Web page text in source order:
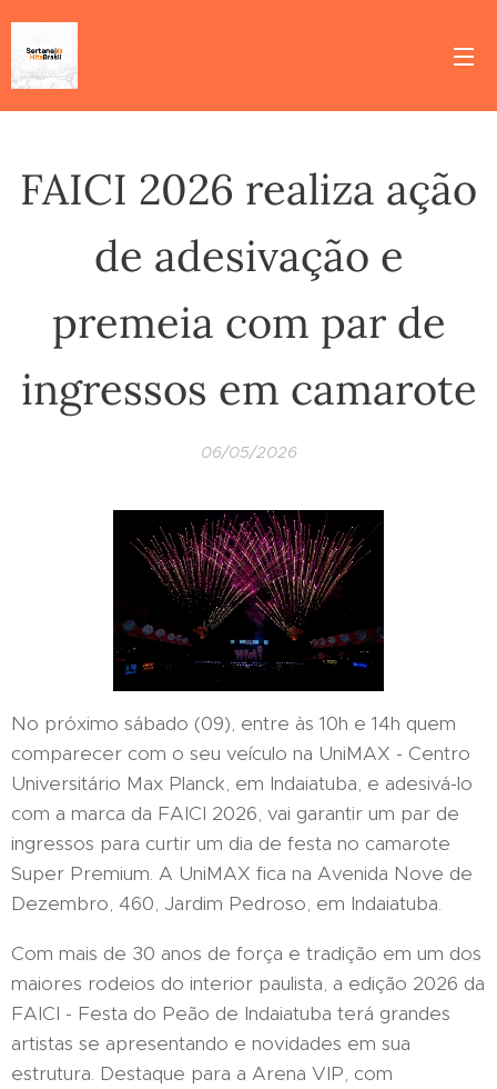
FAICI 2026 realiza ação
de adesivação e
premeia com par de
ingressos em camarote
06/05/2026
No próximo sábado (09), entre às 10h e 14h quem
comparecer com o seu veículo na UniMAX - Centro
Universitário Max Planck, em Indaiatuba, e adesivá-lo
com a marca da FAICI 2026, vai garantir um par de
ingressos para curtir um dia de festa no camarote
Super Premium. A UniMAX fica na Avenida Nove de
Dezembro, 460, Jardim Pedroso, em Indaiatuba.
Com mais de 30 anos de força e tradição em um dos
maiores rodeios do interior paulista, a edição 2026 da
FAICI - Festa do Peão de Indaiatuba terá grandes
artistas se apresentando e novidades em sua
estrutura. Destaque para a Arena VIP, com